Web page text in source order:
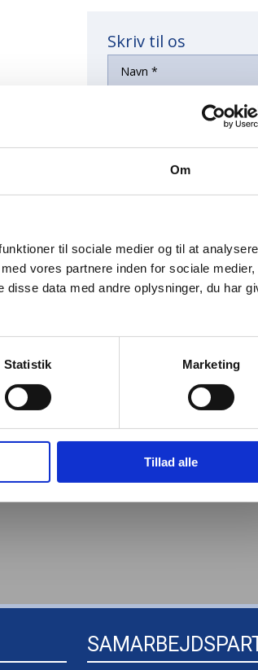
Om
til sociale medier og til at analysere
vores partnere inden for sociale medier,
data med andre oplysninger, du har
Statistik Marketing
Tillad alle
Skriv til os